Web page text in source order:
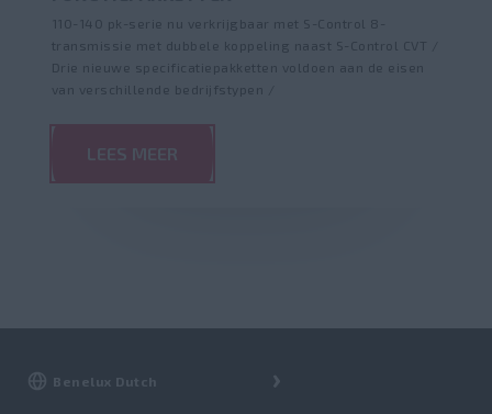
110-140 pk-serie nu verkrijgbaar met S-Control 8-
transmissie met dubbele koppeling naast S-Control CVT /
Drie nieuwe specificatiepakketten voldoen aan de eisen
van verschillende bedrijfstypen /
LEES MEER